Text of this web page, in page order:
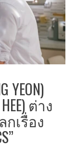
YEON)
ต่าง
เรื่อง